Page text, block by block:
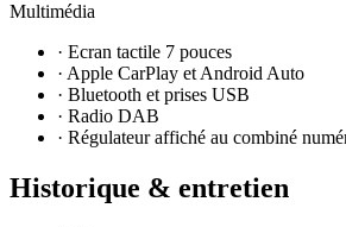
Multimédia
· Ecran tactile 7 pouces
· Apple CarPlay et Android Auto
· Bluetooth et prises USB
· Radio DAB
· Régulateur affiché au combiné
Historique & entretien